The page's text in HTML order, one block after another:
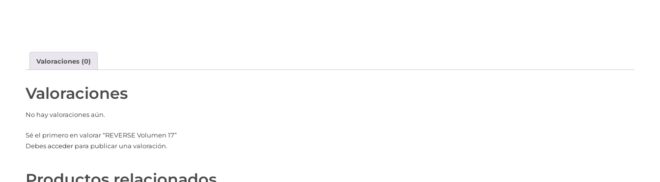
Valoraciones (0)
Valoraciones
No hay valoraciones aún.
Sé el primero en valorar “REVERSE Volumen 17”
Debesacceder para publicar una valoración.